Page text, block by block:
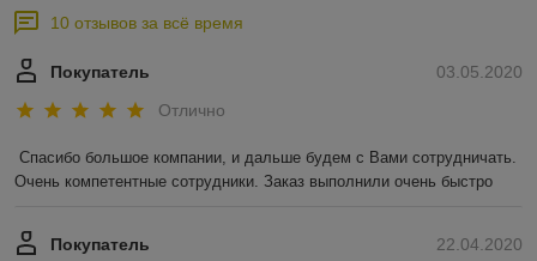
10 отзывов за всё время
03.05.2020
Покупатель
Отлично
Спасибо большое компании, и дальше будем с Вами сотрудничать.
Очень компетентные сотрудники. Заказ выполнили очень быстро
22.04.2020
Покупатель